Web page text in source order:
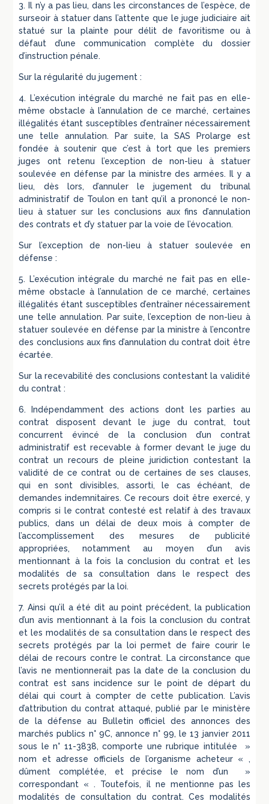
3. Il n’y a pas lieu, dans les circonstances de l’espèce, de
surseoir à statuer dans l’attente que le juge judiciaire ait
statué sur la plainte pour délit de favoritisme ou à
défaut d’une communication complète du dossier
d’instruction pénale.
Sur la régularité du jugement :
4. L’exécution intégrale du marché ne fait pas en elle-
même obstacle à l’annulation de ce marché, certaines
illégalités étant susceptibles d’entraîner nécessairement
une telle annulation. Par suite, la SAS Prolarge est
fondée à soutenir que c’est à tort que les premiers
juges ont retenu l’exception de non-lieu à statuer
soulevée en défense par la ministre des armées. Il y a
lieu, dès lors, d’annuler le jugement du tribunal
administratif de Toulon en tant qu’il a prononcé le non-
lieu à statuer sur les conclusions aux fins d’annulation
des contrats et d’y statuer par la voie de l’évocation.
Sur l’exception de non-lieu à statuer soulevée en
défense :
5. L’exécution intégrale du marché ne fait pas en elle-
même obstacle à l’annulation de ce marché, certaines
illégalités étant susceptibles d’entraîner nécessairement
une telle annulation. Par suite, l’exception de non-lieu à
statuer soulevée en défense par la ministre à l’encontre
des conclusions aux fins d’annulation du contrat doit être
écartée.
Sur la recevabilité des conclusions contestant la validité
du contrat :
6. Indépendamment des actions dont les parties au
contrat disposent devant le juge du contrat, tout
concurrent évincé de la conclusion d’un contrat
administratif est recevable à former devant le juge du
contrat un recours de pleine juridiction contestant la
validité de ce contrat ou de certaines de ses clauses,
qui en sont divisibles, assorti, le cas échéant, de
demandes indemnitaires. Ce recours doit être exercé, y
compris si le contrat contesté est relatif à des travaux
publics, dans un délai de deux mois à compter de
l’accomplissement des mesures de publicité
appropriées, notamment au moyen d’un avis
mentionnant à la fois la conclusion du contrat et les
modalités de sa consultation dans le respect des
secrets protégés par la loi.
7. Ainsi qu’il a été dit au point précédent, la publication
d’un avis mentionnant à la fois la conclusion du contrat
et les modalités de sa consultation dans le respect des
secrets protégés par la loi permet de faire courir le
délai de recours contre le contrat. La circonstance que
l’avis ne mentionnerait pas la date de la conclusion du
contrat est sans incidence sur le point de départ du
délai qui court à compter de cette publication. L’avis
d’attribution du contrat attaqué, publié par le ministère
de la défense au Bulletin officiel des annonces des
marchés publics n° 9C, annonce n° 99, le 13 janvier 2011
sous le n° 11-3838, comporte une rubrique intitulée »
nom et adresse officiels de l’organisme acheteur « ,
dûment complétée, et précise le nom d’un »
correspondant « . Toutefois, il ne mentionne pas les
modalités de consultation du contrat. Ces modalités